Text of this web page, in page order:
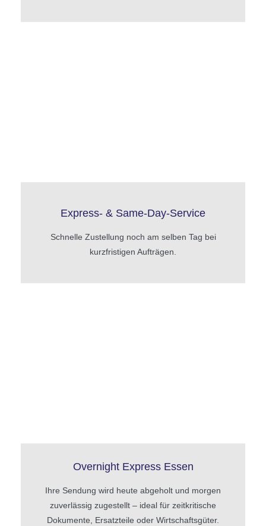
Express- & Same-Day-Service
Schnelle Zustellung noch am selben Tag bei
kurzfristigen Aufträgen.
Overnight Express Essen
Ihre Sendung wird heute abgeholt und morgen
zuverlässig zugestellt – ideal für zeitkritische
Dokumente, Ersatzteile oder Wirtschaftsgüter.